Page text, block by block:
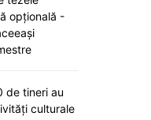
opțională -
de tineri au
culturale